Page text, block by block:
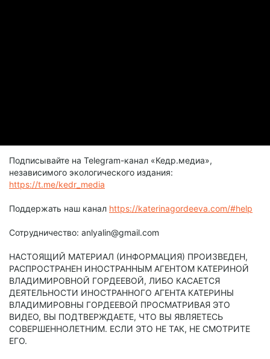
Подписывайте на Telegram-канал «Кедр.медиа»,
независимого экологического издания:
https://t.me/kedr_media
Поддержать наш канал https://katerinagordeeva.com/#help
Сотрудничество: anlyalin@gmail.com
НАСТОЯЩИЙ МАТЕРИАЛ (ИНФОРМАЦИЯ) ПРОИЗВЕДЕН,
РАСПРОСТРАНЕН ИНОСТРАННЫМ АГЕНТОМ КАТЕРИНОЙ
ВЛАДИМИРОВНОЙ ГОРДЕЕВОЙ, ЛИБО КАСАЕТСЯ
ДЕЯТЕЛЬНОСТИ ИНОСТРАННОГО АГЕНТА КАТЕРИНЫ
ВЛАДИМИРОВНЫ ГОРДЕЕВОЙ ПРОСМАТРИВАЯ ЭТО
ВИДЕО, ВЫ ПОДТВЕРЖДАЕТЕ, ЧТО ВЫ ЯВЛЯЕТЕСЬ
СОВЕРШЕННОЛЕТНИМ. ЕСЛИ ЭТО НЕ ТАК, НЕ СМОТРИТЕ
ЕГО.